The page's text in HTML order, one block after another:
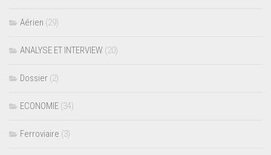
Aérien (29)
ANALYSE ET INTERVIEW (20)
Dossier (2)
ECONOMIE (34)
Ferroviaire (3)